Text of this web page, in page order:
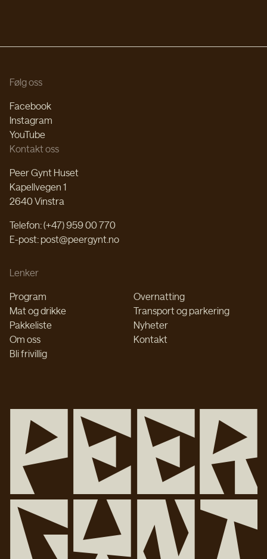
Følg oss
Facebook
Instagram
YouTube
Kontakt oss
Peer Gynt Huset
Kapellvegen 1
2640 Vinstra
Telefon: (+47) 959 00 770
E-post: post@peergynt.no
Lenker
Program
Overnatting
Mat og drikke
Transport og parkering
Pakkeliste
Nyheter
Om oss
Kontakt
Bli frivillig
Pee r
Gynt